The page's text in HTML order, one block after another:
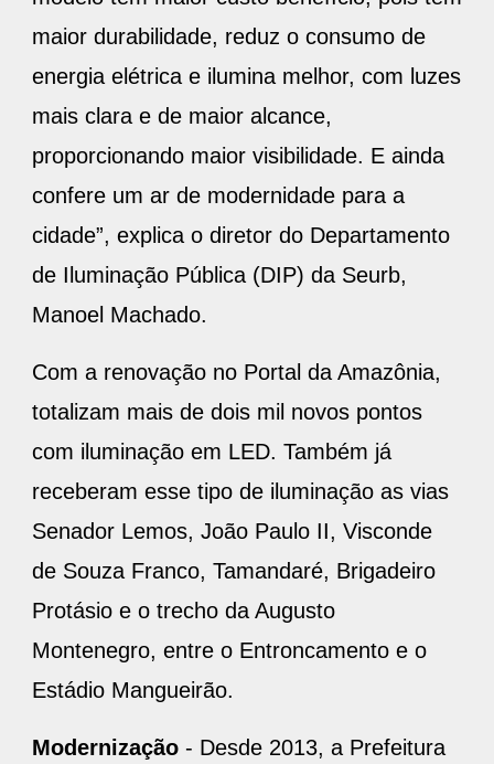
maior durabilidade, reduz o consumo de
energia elétrica e ilumina melhor, com luzes
mais clara e de maior alcance,
proporcionando maior visibilidade. E ainda
confere um ar de modernidade para a
cidade”, explica o diretor do Departamento
de Iluminação Pública (DIP) da Seurb,
Manoel Machado.
Com a renovação no Portal da Amazônia,
totalizam mais de dois mil novos pontos
com iluminação em LED. Também já
receberam esse tipo de iluminação as vias
Senador Lemos, João Paulo II, Visconde
de Souza Franco, Tamandaré, Brigadeiro
Protásio e o trecho da Augusto
Montenegro, entre o Entroncamento e o
Estádio Mangueirão.
Modernização - Desde 2013, a Prefeitura